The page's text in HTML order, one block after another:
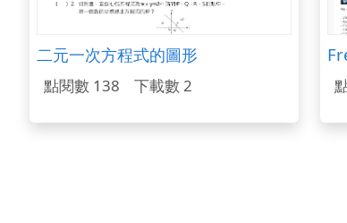
二元一次方程式的圖形
點閱數 138 下載數 2